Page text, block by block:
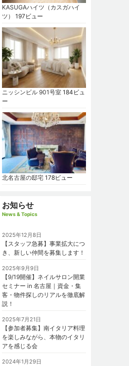
KASUGAハイツ（カスガハイ
ツ）
197ビュー
ニッシンビル 901号室 184ビュ
ー
北名古屋の邸宅 178ビュー
お知らせ
News & Topics
2025年12月8日
【スタッフ急募】事業拡大につ
き、新しい仲間を募集します！
2025年9月9日
【9/19開催】ネイルサロン開業
セミナー in 名古屋｜資金・集
客・物件探しのリアルを徹底解
説！
2025年7月21日
【参加者募集】南イタリア料理
を楽しみながら、本物のイタリ
アを感じる会
2024年1月29日